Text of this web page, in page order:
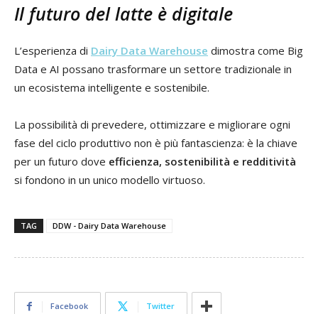
Il futuro del latte è digitale
L’esperienza di Dairy Data Warehouse dimostra come Big
Data e AI possano trasformare un settore tradizionale in
un ecosistema intelligente e sostenibile.
La possibilità di prevedere, ottimizzare e migliorare ogni
fase del ciclo produttivo non è più fantascienza: è la chiave
per un futuro dove efficienza, sostenibilità e redditività
si fondono in un unico modello virtuoso.
TAG DDW - Dairy Data Warehouse
Facebook Twitter